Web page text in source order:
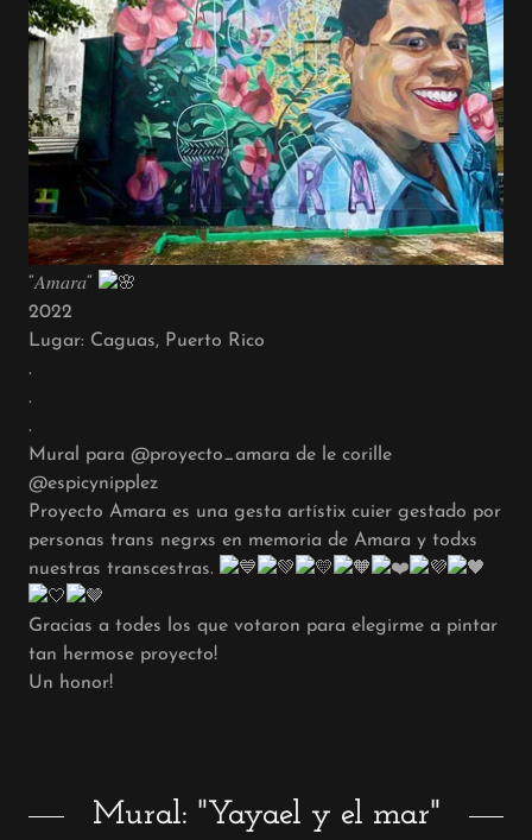
“𝐴𝑚𝑎𝑟𝑎“
2022
Lugar: Caguas, Puerto Rico
.
.
.
Mural para @proyecto_amara de le corille
@espicynipplez
Proyecto Amara es una gesta artístix cuier gestado por
personas trans negrxs en memoria de Amara y todxs
nuestras transcestras.
Gracias a todes los que votaron para elegirme a pintar
tan hermose proyecto!
Un honor!
Mural: "Yayael y el mar"